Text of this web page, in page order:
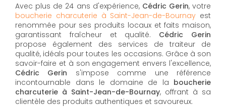
Avec plus de 24 ans d'expérience, Cédric Gerin, votre
boucherie charcuterie à Saint-Jean-de-Bournay est
renommée pour ses produits locaux et faits maison,
garantissant fraîcheur et qualité. Cédric Gerin
propose également des services de traiteur de
qualité, idéals pour toutes les occasions. Grâce à son
savoir-faire et à son engagement envers l'excellence,
Cédric Gerin s'impose comme une référence
incontournable dans le domaine de la boucherie
charcuterie à Saint-Jean-de-Bournay, offrant à sa
clientèle des produits authentiques et savoureux.